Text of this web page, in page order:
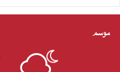
موسم